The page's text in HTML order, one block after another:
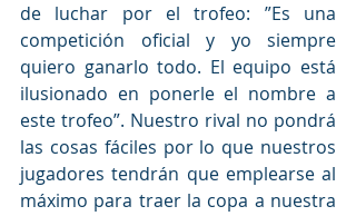
de luchar por el trofeo: ”Es una
competición oficial y yo siempre
quiero ganarlo todo. El equipo está
ilusionado en ponerle el nombre a
este trofeo”. Nuestro rival no pondrá
las cosas fáciles por lo que nuestros
jugadores tendrán que emplearse al
máximo para traer la copa a nuestra